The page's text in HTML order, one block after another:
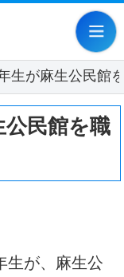
行方市公
生が麻生公民館
公民館を職
生が、麻生公